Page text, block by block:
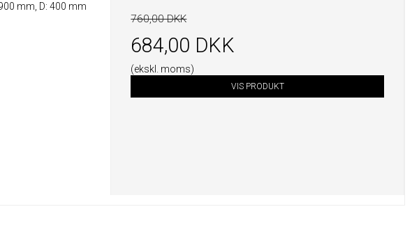
mm, D: 400 mm
760,00 DKK
684,00 DKK
(ekskl. moms)
VIS PRODUKT